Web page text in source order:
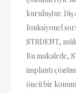
kuruluştur. Diş
fonksiyonel
STRDENT,
Bu makalede,
implantı
öncü bir